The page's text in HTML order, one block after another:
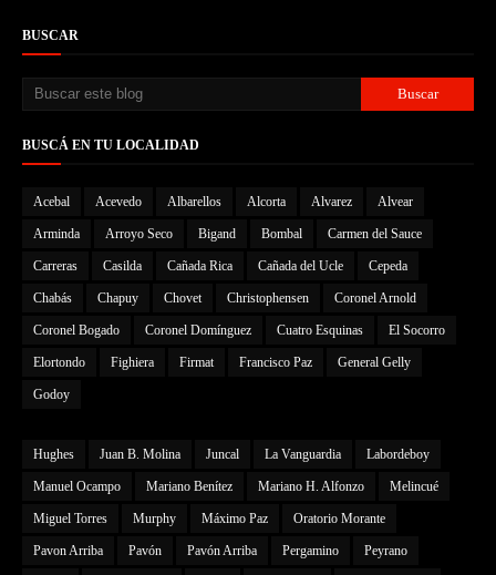
BUSCAR
BUSCÁ EN TU LOCALIDAD
Acebal Acevedo Albarellos Alcorta Alvarez Alvear
Arminda Arroyo Seco Bigand Bombal Carmen del Sauce
Carreras Casilda Cañada Rica Cañada del Ucle Cepeda
Chabás Chapuy Chovet Christophensen Coronel Arnold
Coronel Bogado Coronel Domínguez Cuatro Esquinas El Socorro
Elortondo Fighiera Firmat Francisco Paz General Gelly
Godoy
Hughes Juan B. Molina Juncal La Vanguardia Labordeboy
Manuel Ocampo Mariano Benítez Mariano H. Alfonzo Melincué
Miguel Torres Murphy Máximo Paz Oratorio Morante
Pavon Arriba Pavón Pavón Arriba Pergamino Peyrano